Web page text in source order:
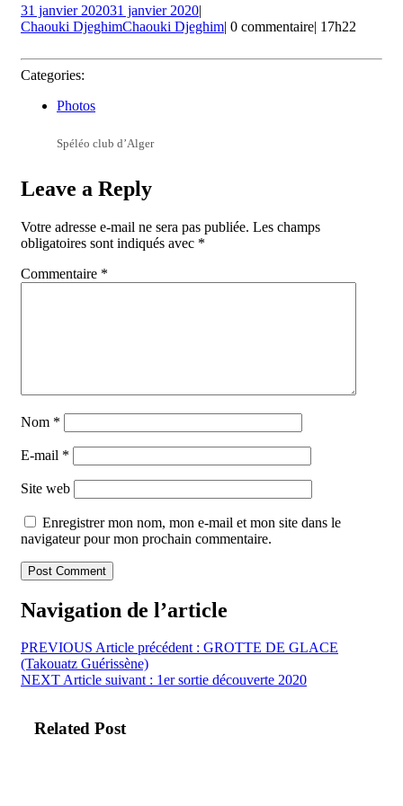
31 janvier 202031 janvier 2020|
Chaouki DjeghimChaouki Djeghim| 0 commentaire| 17h22
Categories:
Photos
Spéléo club d’Alger
Leave a Reply
Votre adresse e-mail ne sera pas publiée. Les champs
obligatoires sont indiqués avec *
Commentaire *
Nom *
E-mail *
Site web
Enregistrer mon nom, mon e-mail et mon site dans le
navigateur pour mon prochain commentaire.
Navigation de l’article
PREVIOUS Article précédent : GROTTE DE GLACE
(Takouatz Guérissène)
NEXTArticle suivant : 1er sortie découverte 2020
Related Post